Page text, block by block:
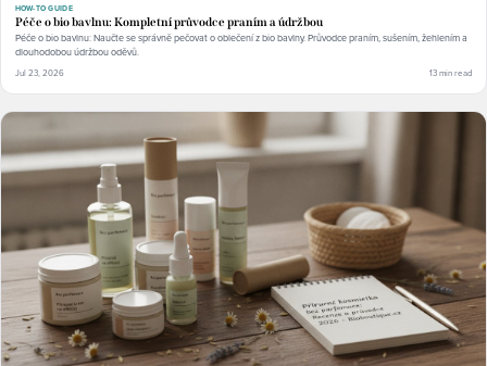
HOW-TO GUIDE
Péče o bio bavlnu: Kompletní průvodce praním a údržbou
Péče o bio bavlnu: Naučte se správně pečovat o oblečení z bio bavlny. Průvodce praním, sušením, žehlením a
dlouhodobou údržbou oděvů.
Jul 23, 2026 13 min read